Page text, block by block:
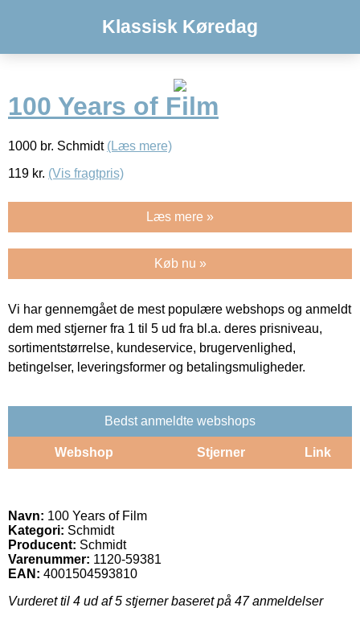
Klassisk Køredag
100 Years of Film
1000 br. Schmidt (Læs mere)
119 kr. (Vis fragtpris)
Læs mere »
Køb nu »
Vi har gennemgået de mest populære webshops og anmeldt
dem med stjerner fra 1 til 5 ud fra bl.a. deres prisniveau,
sortimentstørrelse, kundeservice, brugervenlighed,
betingelser, leveringsformer og betalingsmuligheder.
Bedst anmeldte webshops
Webshop Stjerner Link
Navn: 100 Years of Film
Kategori: Schmidt
Producent: Schmidt
Varenummer: 1120-59381
EAN: 4001504593810
Vurderet til 4 ud af 5 stjerner baseret på 47anmeldelser